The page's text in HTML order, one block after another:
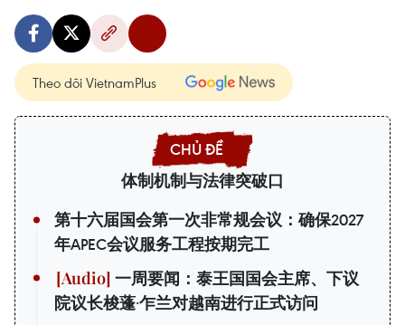
Theo dõi VietnamPlus
体制机制与法律突破口
第十六届国会第一次非常规会议：确保2027
年APEC会议服务工程按期完工
一周要闻：泰王国国会主席、下议
院议长梭蓬·乍兰对越南进行正式访问